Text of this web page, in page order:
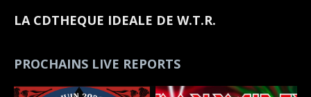
LA CDTHEQUE IDEALE DE W.T.R.
PROCHAINS LIVE REPORTS